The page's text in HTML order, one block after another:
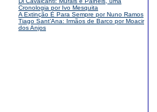
Cronologia por Ivo Mesquita
A Extinção É Para Sempre por Nuno Ramos
Tiago Sant’Ana: Irmãos de Barco por Moacir
dos Anjos